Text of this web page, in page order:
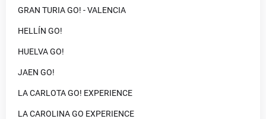
GRAN TURIA GO! - VALENCIA
HELLÍN GO!
HUELVA GO!
JAEN GO!
LA CARLOTA GO! EXPERIENCE
LA CAROLINA GO EXPERIENCE